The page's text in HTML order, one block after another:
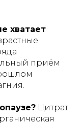
хватает
приём
Цитрат